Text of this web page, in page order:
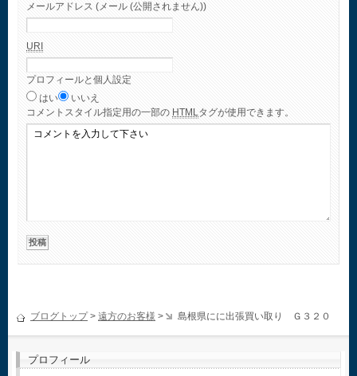
メールアドレス (メール (公開されません))
URI
プロフィールと個人設定
はい
いいえ
コメント スタイル指定用の一部の HTMLタグが使用できます。
ブログトップ> 遠方のお客様 > 島根県にに出張買い取り Ｇ３２０
プロフィール